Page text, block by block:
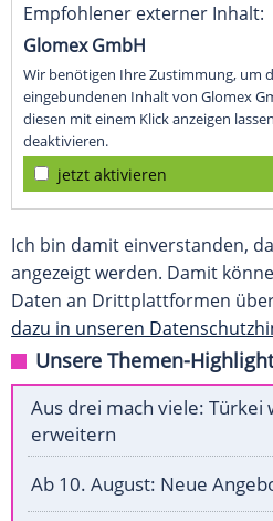
Empfohlener externer Inhalt:
Glomex GmbH
Wir benötigen Ihre Zustimmung, um
eingebundenen Inhalt von Glomex
diesen mit einem Klick anzeigen
deaktivieren.
jetzt aktivieren
Ich bin damit einverstanden,
angezeigt werden. Damit
Daten an Drittplattformen
dazu in unseren
Unsere Themen-
Aus drei mach viele:
erweitern
Ab 10. August: Neue